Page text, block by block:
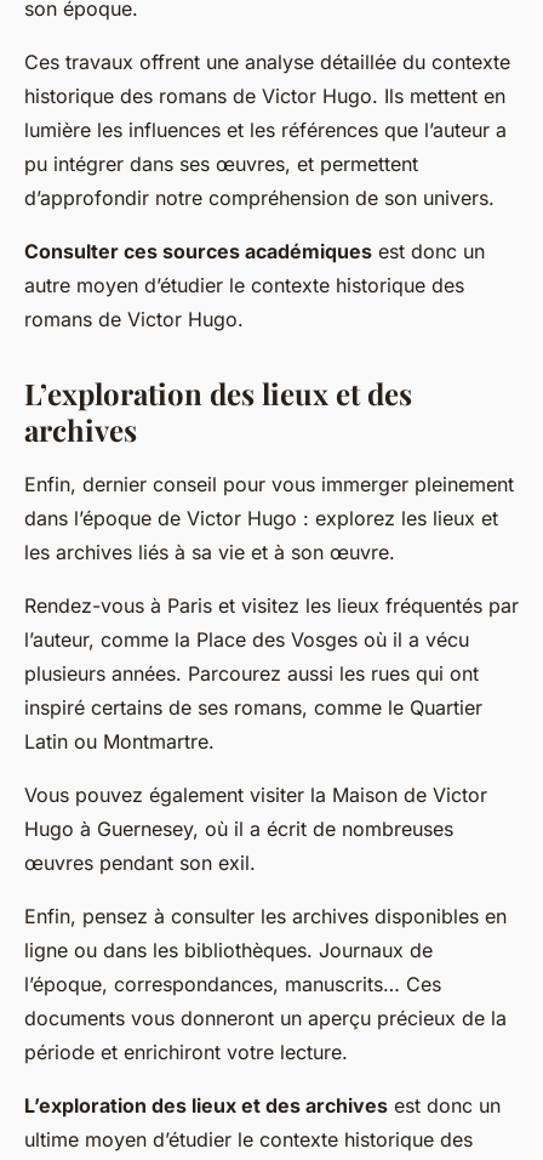
son époque.
Ces travaux offrent une analyse détaillée du contexte
historique des romans de Victor Hugo. Ils mettent en
lumière les influences et les références que l’auteur a
pu intégrer dans ses œuvres, et permettent
d’approfondir notre compréhension de son univers.
Consulter ces sources académiques est donc un
autre moyen d’étudier le contexte historique des
romans de Victor Hugo.
L’exploration des lieux et des
archives
Enfin, dernier conseil pour vous immerger pleinement
dans l’époque de Victor Hugo : explorez les lieux et
les archives liés à sa vie et à son œuvre.
Rendez-vous à Paris et visitez les lieux fréquentés par
l’auteur, comme la Place des Vosges où il a vécu
plusieurs années. Parcourez aussi les rues qui ont
inspiré certains de ses romans, comme le Quartier
Latin ou Montmartre.
Vous pouvez également visiter la Maison de Victor
Hugo à Guernesey, où il a écrit de nombreuses
œuvres pendant son exil.
Enfin, pensez à consulter les archives disponibles en
ligne ou dans les bibliothèques. Journaux de
l’époque, correspondances, manuscrits… Ces
documents vous donneront un aperçu précieux de la
période et enrichiront votre lecture.
L’exploration des lieux et des archives est donc un
ultime moyen d’étudier le contexte historique des